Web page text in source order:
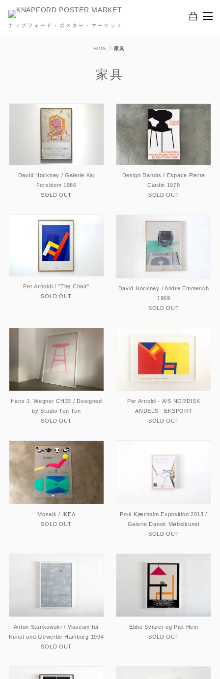
ナップフォード・ポスター・マーケット
HOME 家具
家具
David Hockney / Galerie Kaj
Forsblom 1986
SOLD OUT
Design Danois / Espace Pierre
Cardin 1978
SOLD OUT
Per Arnoldi / "The Chair"
SOLD OUT
David Hockney / Andre Emmerich
1969
SOLD OUT
Hans J. Wegner CH33 / Designed
by Studio Ten Ten
SOLD OUT
Per Arnoldi - A/S NORDISK
ANDELS - EKSPORT
SOLD OUT
Mosaik / IKEA
SOLD OUT
Poul Kjærholm Exposition 2013 /
Galerie Dansk Møbelkunst
SOLD OUT
Anton Stankowski / Museum für
Kunst und Gewerbe Hamburg 1994
SOLD OUT
Ebbe Svitzer og Piet Hein
SOLD OUT